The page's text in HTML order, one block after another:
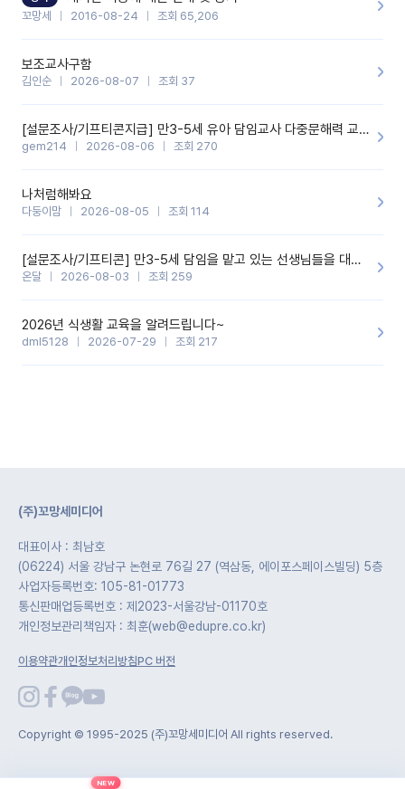
꼬망세 2016-08-24 조회 65,206
보조교사구함
김인순 2026-08-07 조회 37
[설문조사/기프티콘지급] 만3-5세 유아 담임교사 다중문해력 교육 증진을 위한 설문조사
gem214 2026-08-06 조회 270
나처럼해봐요
다둥이맘 2026-08-05 조회 114
[설문조사/기프티콘] 만3-5세 담임을 맡고 있는 선생님들을 대상으로 설문조사를 합니다!
온달 2026-08-03 조회 259
2026년 식생활 교육을 알려드립니다~
dml5128 2026-07-29 조회 217
(주)꼬망세미디어
대표이사 : 최남호
(06224) 서울 강남구 논현로 76길 27 (역삼동, 에이포스페이스빌딩) 5층
사업자등록번호: 105-81-01773
통신판매업등록번호 : 제2023-서울강남-01170호
개인정보관리책임자 : 최훈(web@edupre.co.kr)
이용약관개인정보처리방침PC 버전
Copyright © 1995-2025 (주)꼬망세미디어 All rights reserved.
NEW